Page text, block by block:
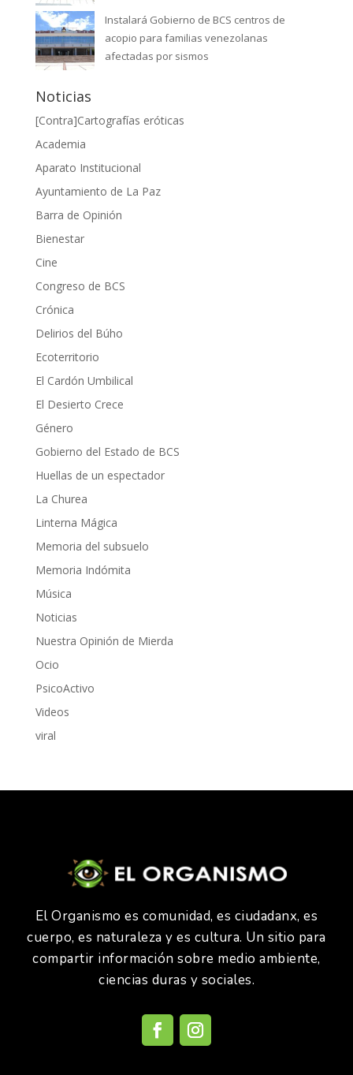
Instalará Gobierno de BCS centros de
acopio para familias venezolanas
afectadas por sismos
Noticias
[Contra]Cartografías eróticas
Academia
Aparato Institucional
Ayuntamiento de La Paz
Barra de Opinión
Bienestar
Cine
Congreso de BCS
Crónica
Delirios del Búho
Ecoterritorio
El Cardón Umbilical
El Desierto Crece
Género
Gobierno del Estado de BCS
Huellas de un espectador
La Churea
Linterna Mágica
Memoria del subsuelo
Memoria Indómita
Música
Noticias
Nuestra Opinión de Mierda
Ocio
PsicoActivo
Videos
viral
El Organismo es comunidad, es ciudadanx, es
cuerpo, es naturaleza y es cultura. Un sitio para
compartir información sobre medio ambiente,
ciencias duras y sociales.